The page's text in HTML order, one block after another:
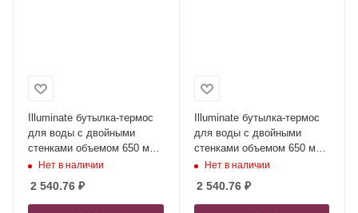
Illuminate бутылка-термос
для воды с двойными
стенками объемом 650 мл
из переработанной
нержавеющей стали,
сертифицированной по
стандарту RCS - Синий
Нет в наличии
2 540.76 ₽
Illuminate бутылка-термос
для воды с двойными
стенками объемом 650 мл
из переработанной
нержавеющей стали,
сертифицированной по
стандарту RCS - Ярко-
Нет в наличии
2 540.76₽